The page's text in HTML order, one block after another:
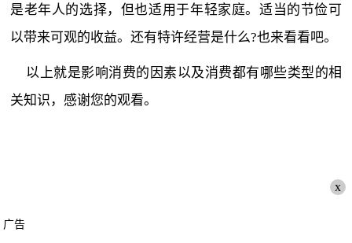
是老年人的选择，但也适用于年轻家庭。适当的节俭可
以带来可观的收益。还有特许经营是什么?也来看看吧。
以上就是影响消费的因素以及消费都有哪些类型的相
关知识，感谢您的观看。
x
广告